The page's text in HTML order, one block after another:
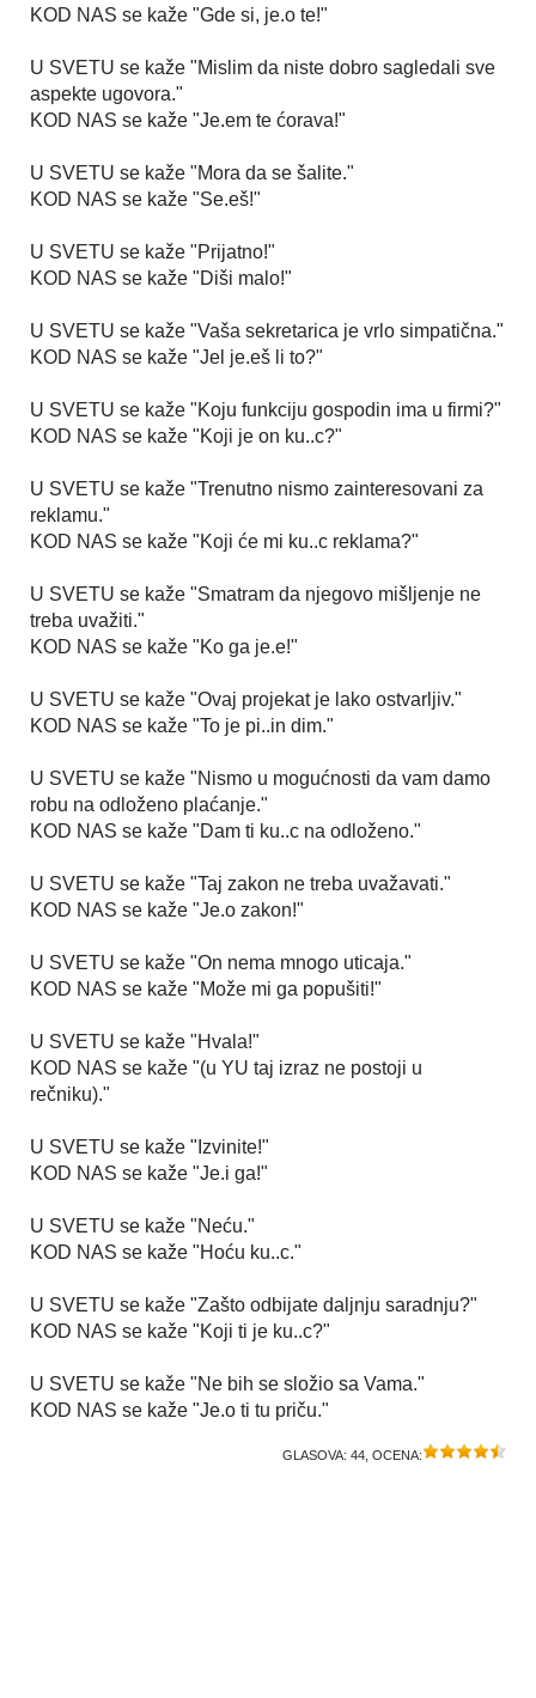
KOD NAS se kaže "Gde si, je.o te!"
U SVETU se kaže "Mislim da niste dobro sagledali sve
aspekte ugovora."
KOD NAS se kaže "Je.em te ćorava!"
U SVETU se kaže "Mora da se šalite."
KOD NAS se kaže "Se.eš!"
U SVETU se kaže "Prijatno!"
KOD NAS se kaže "Diši malo!"
U SVETU se kaže "Vaša sekretarica je vrlo simpatična."
KOD NAS se kaže "Jel je.eš li to?"
U SVETU se kaže "Koju funkciju gospodin ima u firmi?"
KOD NAS se kaže "Koji je on ku..c?"
U SVETU se kaže "Trenutno nismo zainteresovani za
reklamu."
KOD NAS se kaže "Koji će mi ku..c reklama?"
U SVETU se kaže "Smatram da njegovo mišljenje ne
treba uvažiti."
KOD NAS se kaže "Ko ga je.e!"
U SVETU se kaže "Ovaj projekat je lako ostvarljiv."
KOD NAS se kaže "To je pi..in dim."
U SVETU se kaže "Nismo u mogućnosti da vam damo
robu na odloženo plaćanje."
KOD NAS se kaže "Dam ti ku..c na odloženo."
U SVETU se kaže "Taj zakon ne treba uvažavati."
KOD NAS se kaže "Je.o zakon!"
U SVETU se kaže "On nema mnogo uticaja."
KOD NAS se kaže "Može mi ga popušiti!"
U SVETU se kaže "Hvala!"
KOD NAS se kaže "(u YU taj izraz ne postoji u
rečniku)."
U SVETU se kaže "Izvinite!"
KOD NAS se kaže "Je.i ga!"
U SVETU se kaže "Neću."
KOD NAS se kaže "Hoću ku..c."
U SVETU se kaže "Zašto odbijate daljnju saradnju?"
KOD NAS se kaže "Koji ti je ku..c?"
U SVETU se kaže "Ne bih se složio sa Vama."
KOD NAS se kaže "Je.o ti tu priču."
GLASOVA: 44 , OCENA: